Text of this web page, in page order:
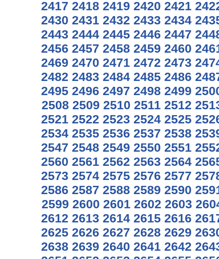
2417 2418 2419 2420 2421
2430 2431 2432 2433 2434
2443 2444 2445 2446 2447
2456 2457 2458 2459 2460
2469 2470 2471 2472 2473
2482 2483 2484 2485 2486
2495 2496 2497 2498 2499
2508 2509 2510 2511 2512
2521 2522 2523 2524 2525
2534 2535 2536 2537 2538
2547 2548 2549 2550 2551
2560 2561 2562 2563 2564
2573 2574 2575 2576 2577
2586 2587 2588 2589 2590
2599 2600 2601 2602 2603
2612 2613 2614 2615 2616
2625 2626 2627 2628 2629
2638 2639 2640 2641 2642